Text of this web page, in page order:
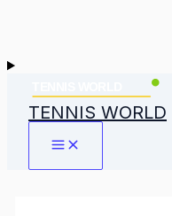
TENNIS WORLD